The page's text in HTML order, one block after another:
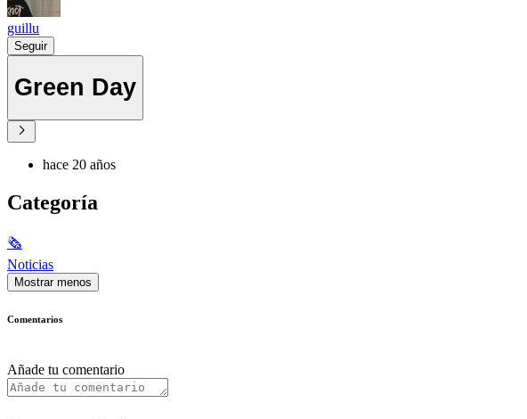
guillu
Seguir
Green Day
hace 20 años
Categoría
🗞
Noticias
Mostrar menos
Comentarios
Añade tu comentario